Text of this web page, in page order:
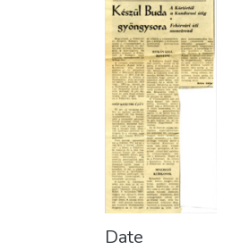
Date